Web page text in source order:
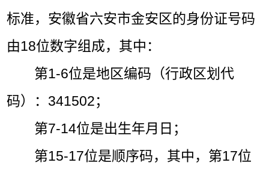
标准，安徽省六安市金安区的身份证号码
由18位数字组成，其中：
第1-6位是地区编码（行政区划代
码）：341502；
第7-14位是出生年月日；
第15-17位是顺序码，其中，第17位